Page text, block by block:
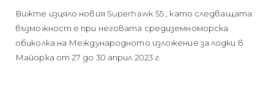
Вижте изцяло новия Superhawk 55 , като следващата
възможност е при неговата средиземноморска
обиколка на Международното изложение за лодки в
Майорка от 27 до 30 април 2023 г.